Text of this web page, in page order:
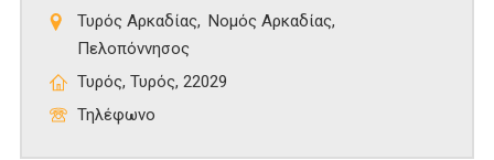
Τυρός Αρκαδίας
Νομός Αρκαδίας
Πελοπόννησος
Τυρός, Τυρός, 22029
Τηλέφωνο